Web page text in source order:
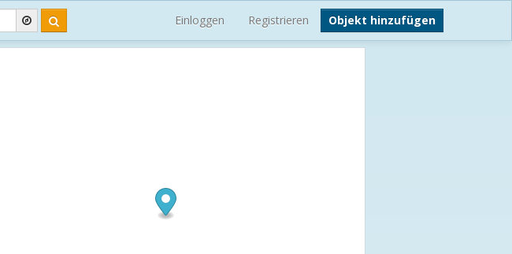
Einloggen Registrieren Objekt hinzufügen